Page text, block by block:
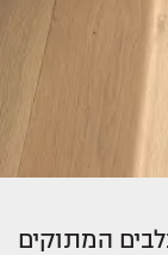
המתוקים